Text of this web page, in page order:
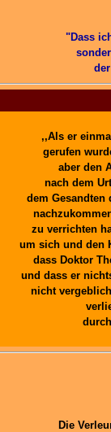
"Dass
,,Als er
gerufen
aber den
nach dem
dem
zu verrichten
um sich und den
dass Doktor
und dass er
nicht
Die